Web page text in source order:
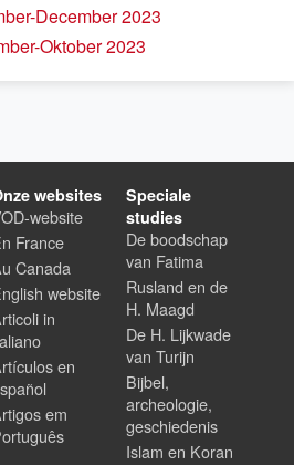
December 2023
Oktober 2023
websites
website
France
Canada
website
in
en
em
Speciale
studies
De boodschap
van Fatima
Rusland en de
H. Maagd
De H. Lijkwade
van Turijn
Bijbel,
archeologie,
geschiedenis
Islam en Koran